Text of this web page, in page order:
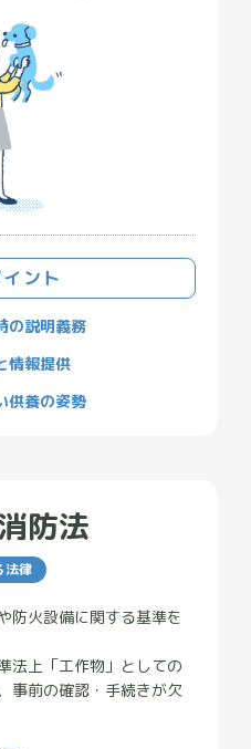
ント
の説明義務
情報提供
供養の姿勢
防法
法律
防火設備に関する基準を
法上「工作物」としての
事前の確認・手続きが欠